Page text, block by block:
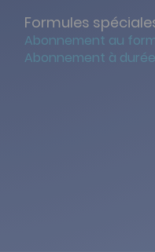
Formules
Abonnement au
Abonnement à